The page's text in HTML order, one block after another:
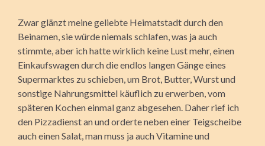
Zwar glänzt meine geliebte Heimatstadt durch den
Beinamen, sie würde niemals schlafen, was ja auch
stimmte, aber ich hatte wirklich keine Lust mehr, einen
Einkaufswagen durch die endlos langen Gänge eines
Supermarktes zu schieben, um Brot, Butter, Wurst und
sonstige Nahrungsmittel käuflich zu erwerben, vom
späteren Kochen einmal ganz abgesehen. Daher rief ich
den Pizzadienst an und orderte neben einer Teigscheibe
auch einen Salat, man muss ja auch Vitamine und